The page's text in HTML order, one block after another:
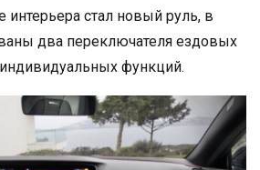
стал новый руль, в
два переключателя ездовых
функций.